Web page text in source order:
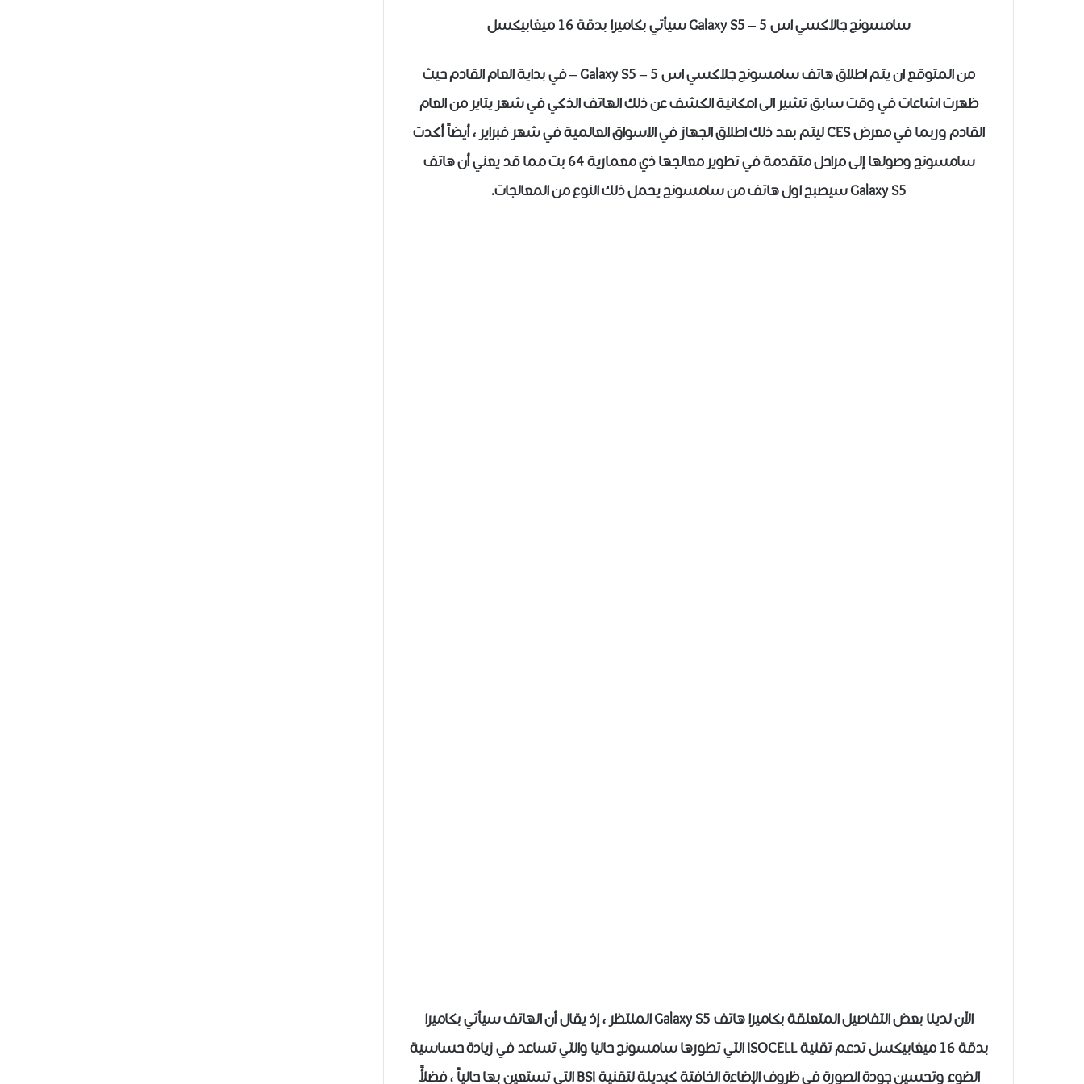
سامسونج جالاكسي اس 5 – Galaxy S5 سيأتي بكاميرا بدقة 16 ميغابيكسل
من المتوقع ان يتم اطلاق هاتف سامسونج جلاكسي اس 5 – Galaxy S5 – في بداية العام القادم حيث
ظهرت اشاعات في وقت سابق تشير الى امكانية الكشف عن ذلك الهاتف الذكي في شهر يتاير من العام
القادم وربما في معرض CES ليتم بعد ذلك اطلاق الجهاز في الاسواق العالمية في شهر فبراير ، أيضاً أكدت
سامسونج وصولها إلى مراحل متقدمة في تطوير معالجها ذي معمارية 64 بت مما قد يعني أن هاتف
Galaxy S5 سيصبح اول هاتف من سامسونج يحمل ذلك النوع من المعالجات.
الآن لدينا بعض التفاصيل المتعلقة بكاميرا هاتف Galaxy S5 المنتظر ، إذ يقال أن الهاتف سيأتي بكاميرا
بدقة 16 ميغابيكسل تدعم تقنية ISOCELL التي تطورها سامسونج حاليا والتي تساعد في زيادة حساسية
الضوء وتحسين جودة الصورة في ظروف الإضاءة الخافتة كبديلة لتقنية BSI التي تستعين بها حالياً ، فضلأً